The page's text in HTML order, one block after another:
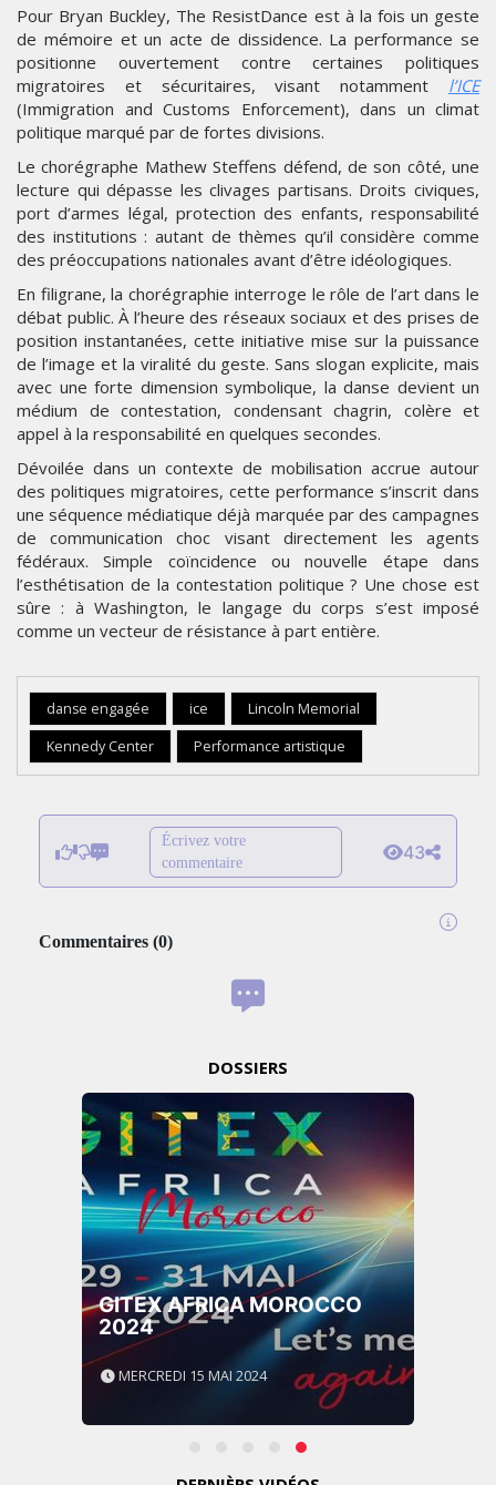
Pour Bryan Buckley, The ResistDance est à la fois un geste
de mémoire et un acte de dissidence. La performance se
positionne ouvertement contre certaines politiques
migratoires et sécuritaires, visant notamment l’ICE
(Immigration and Customs Enforcement), dans un climat
politique marqué par de fortes divisions.
Le chorégraphe Mathew Steffens défend, de son côté, une
lecture qui dépasse les clivages partisans. Droits civiques,
port d’armes légal, protection des enfants, responsabilité
des institutions : autant de thèmes qu’il considère comme
des préoccupations nationales avant d’être idéologiques.
En filigrane, la chorégraphie interroge le rôle de l’art dans le
débat public. À l’heure des réseaux sociaux et des prises de
position instantanées, cette initiative mise sur la puissance
de l’image et la viralité du geste. Sans slogan explicite, mais
avec une forte dimension symbolique, la danse devient un
médium de contestation, condensant chagrin, colère et
appel à la responsabilité en quelques secondes.
Dévoilée dans un contexte de mobilisation accrue autour
des politiques migratoires, cette performance s’inscrit dans
une séquence médiatique déjà marquée par des campagnes
de communication choc visant directement les agents
fédéraux. Simple coïncidence ou nouvelle étape dans
l’esthétisation de la contestation politique ? Une chose est
sûre : à Washington, le langage du corps s’est imposé
comme un vecteur de résistance à part entière.
danse engagée ice
Lincoln Memorial
Kennedy Center
Performance artistique
Écrivez votre
commentaire
43
Commentaires (0)
DOSSIERS
GITEX AFRICA MOROCCO
2024
MERCREDI 15 MAI 2024